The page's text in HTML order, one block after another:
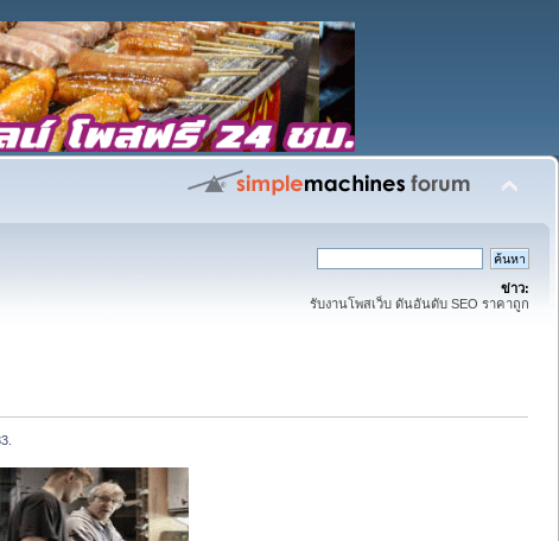
ข่าว:
รับงานโพสเว็บ ดันอันดับ SEO ราคาถูก